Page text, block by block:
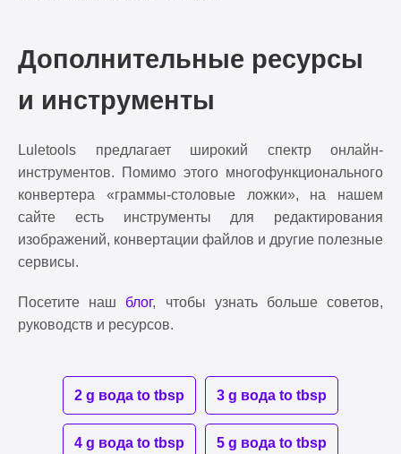
Дополнительные ресурсы
и инструменты
Luletools предлагает широкий спектр онлайн-
инструментов. Помимо этого многофункционального
конвертера «граммы-столовые ложки», на нашем
сайте есть инструменты для редактирования
изображений, конвертации файлов и другие полезные
сервисы.
Посетите наш блог, чтобы узнать больше советов,
руководств и ресурсов.
2 g вода to tbsp 3 g вода to tbsp
4 g вода to tbsp 5 g вода to tbsp